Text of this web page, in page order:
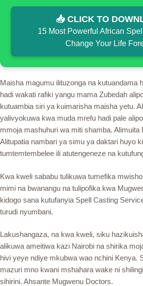
📥 CLICK TO
15 Most Powerful African
Change Your Life
Maisha magumu ilituzonga na kutuandama
hadi wakati rafiki yangu mama Zubedah
kutuambia siri ya kuimarisha maisha yetu.
yalivyokuwa kwa muda mrefu hadi pale
mmoja mashuhuri wa miti shamba. Alimuita
Alitupatia nambari ya simu ya daktari huyo
tumtemtembelee ili atutengeneze na
Kwa kweli sababu tulikuwa tumefika
mimi na bwanangu na tulipofika kwa
kidogo sana kutufanyia Spell Casting
turudi nyumbani.
Lakushangaza, na kwa kweli, siku
alikuwa ameitiwa kazi Nairobi na shirika
hivi yeye ndiye mkubwa wao nchini Kenya.
mazuri mno kwani mshahara wake ni
sihirini. Ahsante Mugwenu Doctors.